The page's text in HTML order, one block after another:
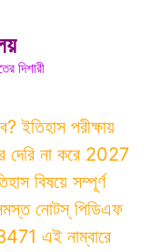
দিশারী
ইতিহাস পরীক্ষায়
না করে 2027
বিষয়ে সম্পূর্ণ
নোটস্ পিডিএফ
এই নাম্বারে